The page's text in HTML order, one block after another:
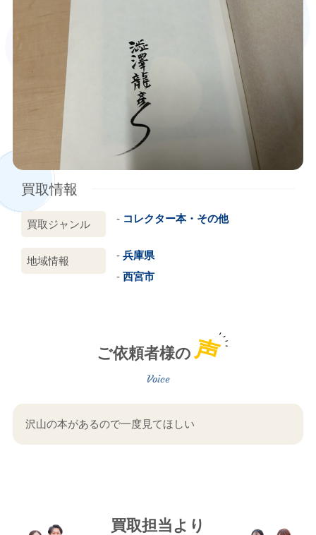
買取情報
買取ジャンル コレクター本・その他
地域情報
兵庫県
西宮市
ご依頼者様の声
沢山の本があるので一度見てほしい
買取担当より